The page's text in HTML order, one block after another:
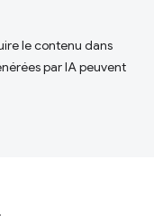
le contenu dans
par IA peuvent